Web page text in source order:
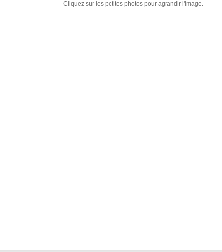
Cliquez sur les petites photos pour agrandir l'image.